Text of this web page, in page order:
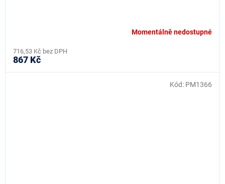
Momentálně nedostupné
716,53 Kč bez DPH
867 Kč
Kód: PM1366